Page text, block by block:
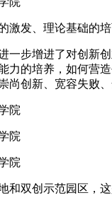
发、理论基础的
步增进了对创新
的培养，如何营
创新、宽容失败
双创示范园区，